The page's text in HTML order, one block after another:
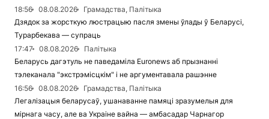
18:56 08.08.2026
Грамадства, Палітыка
Дзядок за жорсткую люстрацыю пасля змены ўлады ў Беларусі,
Турарбекава — супраць
17:47
08.08.2026
Палітыка
Беларусь дагэтуль не паведаміла Euronews аб прызнанні
тэлеканала "экстрэмісцкім" і не аргументавала рашэнне
16:56
08.08.2026
Грамадства, Палітыка
Легалізацыя беларусаў, ушанаванне памяці зразумелыя для
мірнага часу, але ва Украіне вайна — амбасадар Чарнагор